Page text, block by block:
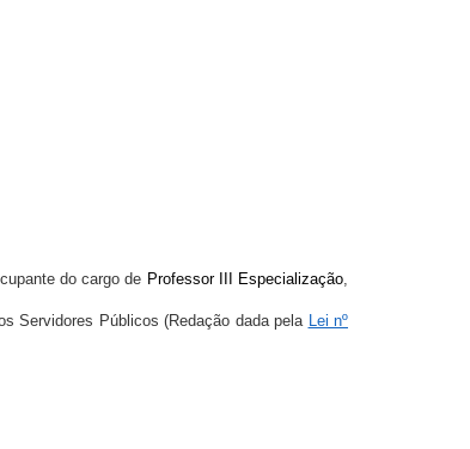
do cargo de Professor III Especialização
Servidores Públicos (Redação dada pela
Lei nº